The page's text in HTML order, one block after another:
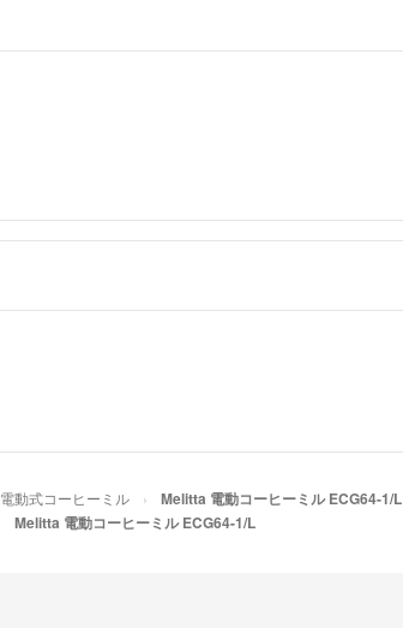
電動式コーヒーミル Melitta 電動コーヒーミル ECG64-1/L
Melitta 電動コーヒーミル ECG64-1/L